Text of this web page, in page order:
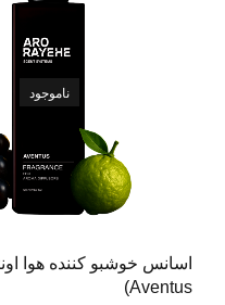
ناموجود
Aventus‌)